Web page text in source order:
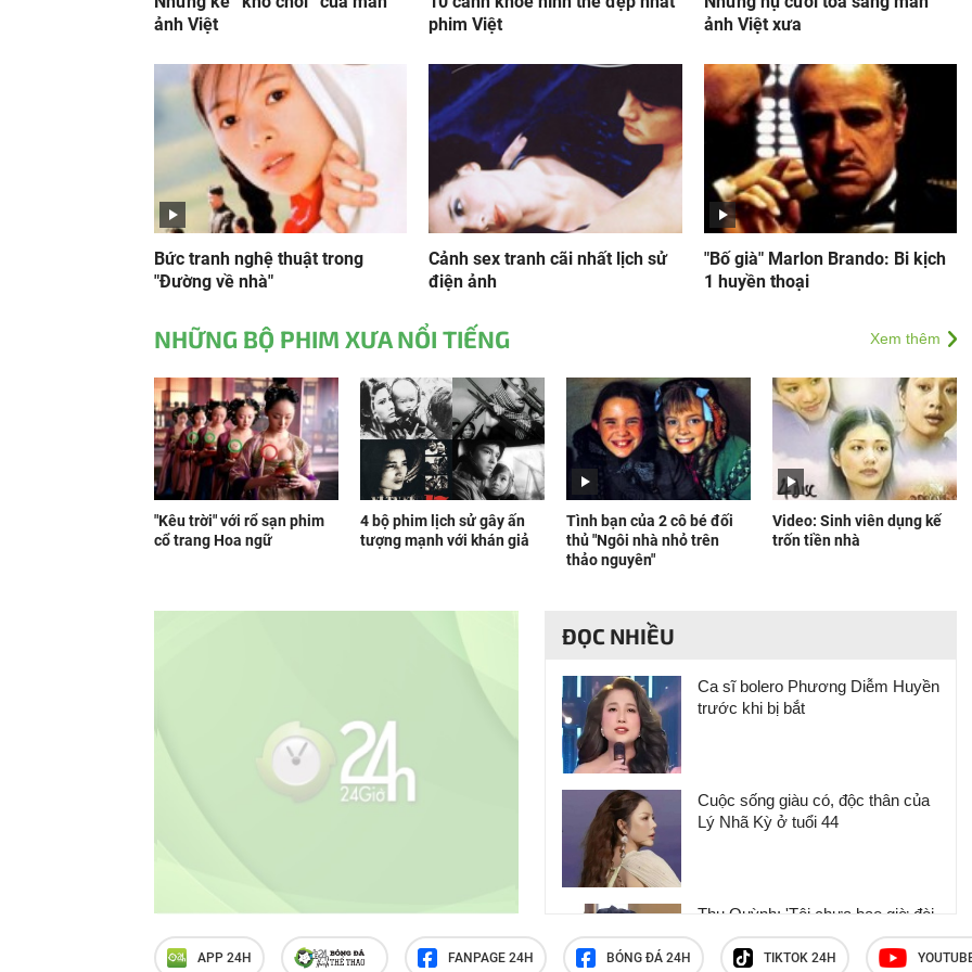
ảnh Việt
phim Việt
ảnh Việt xưa
Bức tranh nghệ thuật trong
"Đường về nhà"
Cảnh sex tranh cãi nhất lịch sử
điện ảnh
"Bố già" Marlon Brando: Bi kịch
1 huyền thoại
NHỮNG BỘ PHIM XƯA NỔI TIẾNG Xem thêm
"Kêu trời" với rổ sạn phim
cổ trang Hoa ngữ
4 bộ phim lịch sử gây ấn
tượng mạnh với khán giả
Tình bạn của 2 cô bé đối
thủ "Ngôi nhà nhỏ trên
thảo nguyên"
Video: Sinh viên dụng kế
trốn tiền nhà
ĐỌC NHIỀU
Ca sĩ bolero Phương Diễm Huyền
trước khi bị bắt
Cuộc sống giàu có, độc thân của
Lý Nhã Kỳ ở tuổi 44
Thu Quỳnh: 'Tôi chưa bao giờ đòi
hỏi chu cấp từ bố của hai con'
APP 24H FANPAGE 24H BÓNG ĐÁ 24H TIKTOK 24H